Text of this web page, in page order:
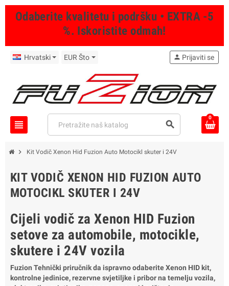
Odaberite kvalitetu i podršku • EXTRA -5
%. Iskoristite odmah!
Hrvatski EUR Što
view_headline search
person Prijaviti se
0
chevron_right Kit Vodič Xenon Hid Fuzion Auto Motocikl skuter i 24V
KIT VODIČ XENON HID FUZION AUTO
MOTOCIKL SKUTER I 24V
Cijeli vodič za Xenon HID Fuzion
setove za automobile, motocikle,
skutere i 24V vozila
Fuzion Tehnički priručnik da ispravno odaberite Xenon HID kit,
kontrolne jedinice, rezervne svjetiljke i pribor na temelju vozila,